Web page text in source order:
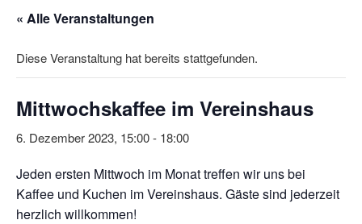
« Alle Veranstaltungen
Diese Veranstaltung hat bereits stattgefunden.
Mittwochskaffee im Vereinshaus
6. Dezember 2023, 15:00- 18:00
Jeden ersten Mittwoch im Monat treffen wir uns bei
Kaffee und Kuchen im Vereinshaus. Gäste sind jederzeit
herzlich willkommen!